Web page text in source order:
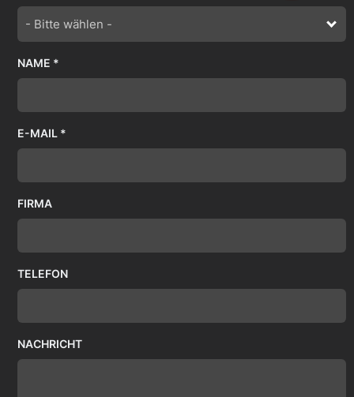
- Bitte wählen -
NAME *
E-MAIL *
FIRMA
TELEFON
NACHRICHT